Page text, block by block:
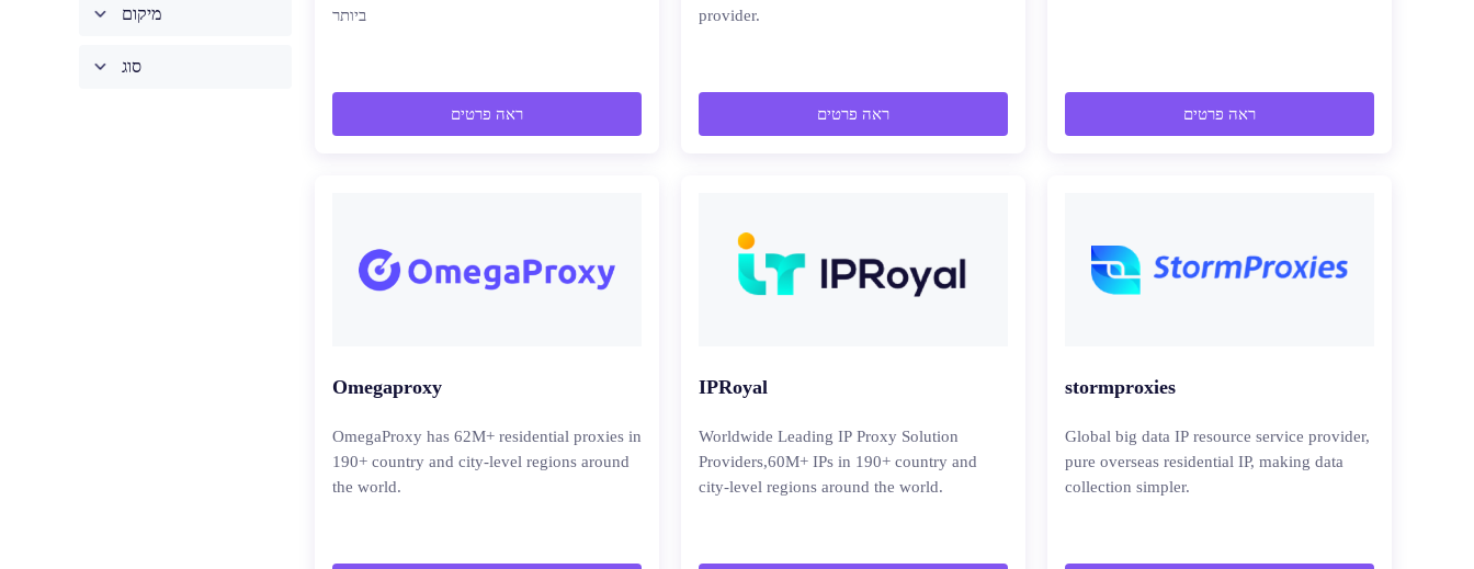
מיקום
סוג
ביותר
ראה פרטים
provider.
ראה פרטים ראה פרטים
Omegaproxy
OmegaProxy has 62M+ residential proxies in
190+ country and city-level regions around
the world.
IPRoyal
Worldwide Leading IP Proxy Solution
Providers,60M+ IPs in 190+ country and
city-level regions around the world.
stormproxies
Global big data IP resource service provider,
pure overseas residential IP, making data
collection simpler.